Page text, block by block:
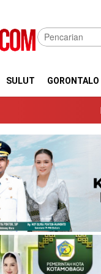
SULUT GORONTALO
Bolmong Bentuk